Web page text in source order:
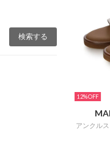
12%